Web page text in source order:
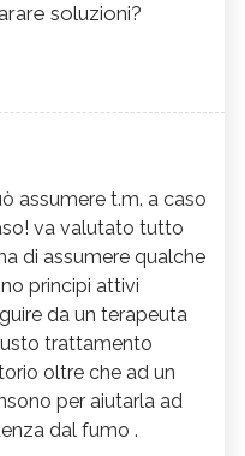
soluzioni?
assumere t.m. a caso
va valutato tutto
di assumere qualche
principi attivi
da un terapeuta
trattamento
oltre che ad un
per aiutarla ad
dal fumo .